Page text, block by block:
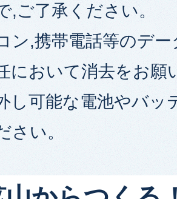
,ご了承ください。
ン,携帯電話等のデ
において消去をお願
し可能な電池やバッ
さい。